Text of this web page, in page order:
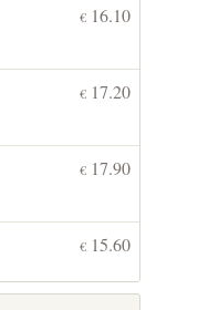
€ 16.10
€ 17.20
€ 17.90
€ 15.60